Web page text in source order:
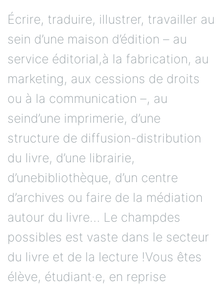
Écrire, traduire, illustrer, travailler au
sein d’une maison d’édition – au
service éditorial,à la fabrication, au
marketing, aux cessions de droits
ou à la communication –, au
seind’une imprimerie, d’une
structure de diffusion-distribution
du livre, d’une librairie,
d’unebibliothèque, d’un centre
d’archives ou faire de la médiation
autour du livre… Le champdes
possibles est vaste dans le secteur
du livre et de la lecture !Vous êtes
élève, étudiant·e, en reprise